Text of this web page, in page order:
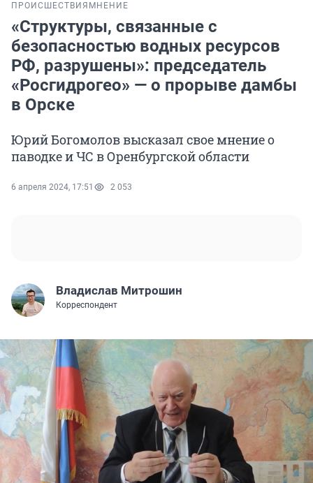
ПРОИСШЕСТВИЯ МНЕНИЕ
«Структуры, связанные с
безопасностью водных ресурсов
РФ, разрушены»: председатель
«Росгидрогео» — о прорыве дамбы
в Орске
Юрий Богомолов высказал свое мнение о
паводке и ЧС в Оренбургской области
6 апреля 2024, 17:51 2 053
Владислав Митрошин
Корреспондент